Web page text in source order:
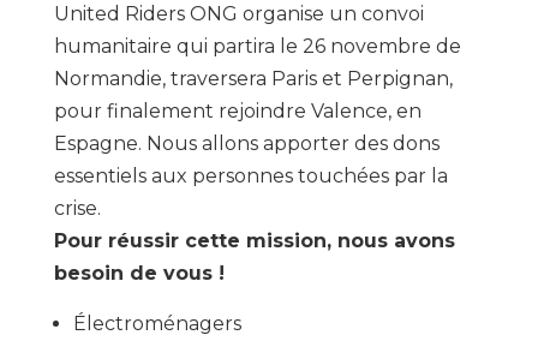
United Riders ONG organise un convoi
humanitaire qui partira le 26 novembre de
Normandie, traversera Paris et Perpignan,
pour finalement rejoindre Valence, en
Espagne. Nous allons apporter des dons
essentiels aux personnes touchées par la
crise.
Pour réussir cette mission, nous avons
besoin de vous !
Électroménagers